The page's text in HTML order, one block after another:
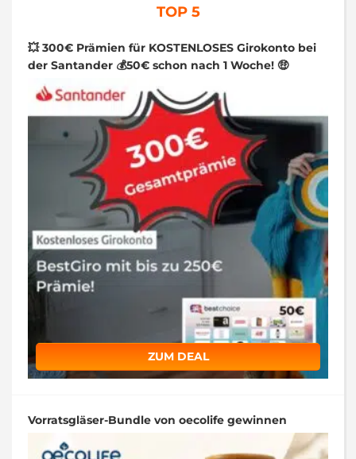
TOP 5
💥 300€ Prämien für KOSTENLOSES Girokonto bei
der Santander 💰50€ schon nach 1 Woche! 🤑
ZUM DEAL
Vorratsgläser-Bundle von oecolife gewinnen